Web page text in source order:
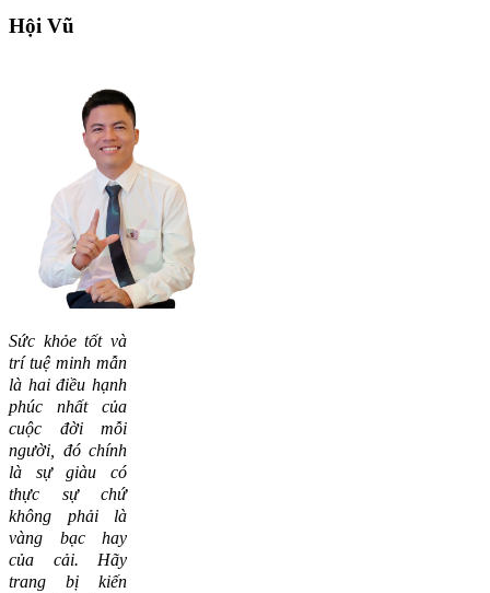
Hội Vũ
Sức khỏe tốt và
trí tuệ minh mẫn
là hai điều hạnh
phúc nhất của
cuộc đời mỗi
người, đó chính
là sự giàu có
thực sự chứ
không phải là
vàng bạc hay
của cải. Hãy
trang bị kiến